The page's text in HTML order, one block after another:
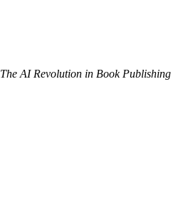
The AI Revolution in Book Publishing